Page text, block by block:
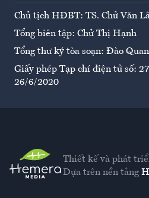
Chủ tịch HĐBT: TS. Chử Văn
Tổng biên tập: Chử Thị Hạnh
Tổng thư ký tòa soạn: Đào
Giấy phép Tạp chí điện tử số:
26/6/2020
Thiết kế và phát
Dựa trên nền tảng